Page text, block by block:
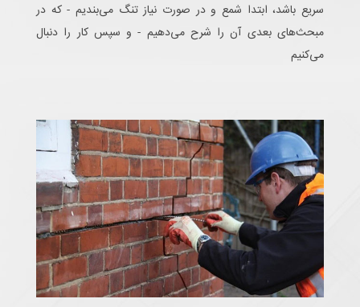
سریع باشد، ابتدا شمع و در صورت نیاز تنگ می‌بندیم - که در
مبحث‌های بعدی آن را شرح می‌دهیم - و سپس کار را دنبال
می‌کنیم